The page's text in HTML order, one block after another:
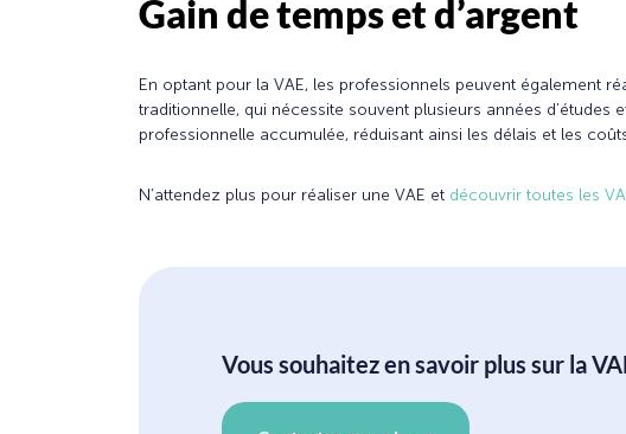
Gain de temps et d’argent
En optant pour la VAE, les professionnels peuvent également
traditionnelle, qui nécessite souvent plusieurs années
professionnelle accumulée, réduisant ainsi les délais et les
N’attendez plus pour réaliser une VAE et découvrir toutes les
Vous souhaitez en savoir plus sur la